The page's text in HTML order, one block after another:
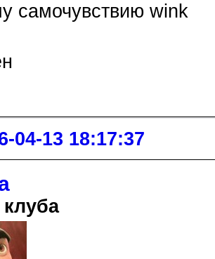
самочувствию
04-13 18:17:37
клуба